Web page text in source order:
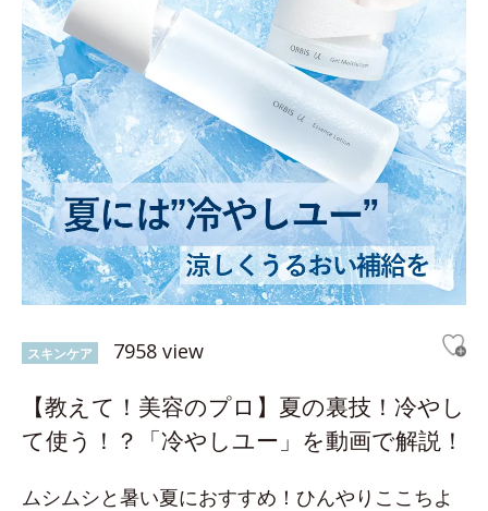
スキンケア 7958 view
【教えて！美容のプロ】夏の裏技！冷やし
て使う！？「冷やしユー」を動画で解説！
ムシムシと暑い夏におすすめ！ひんやりここちよ